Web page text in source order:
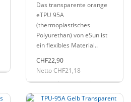
Filament 1.75mm
1Kg eSun
Das transparente orange
eTPU 95A
(thermoplastisches
Polyurethan) von eSun ist
ein flexibles Material..
CHF22,90
Netto CHF21,18